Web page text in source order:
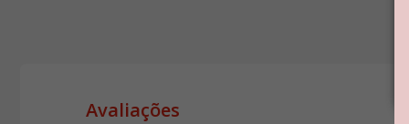
Avaliações